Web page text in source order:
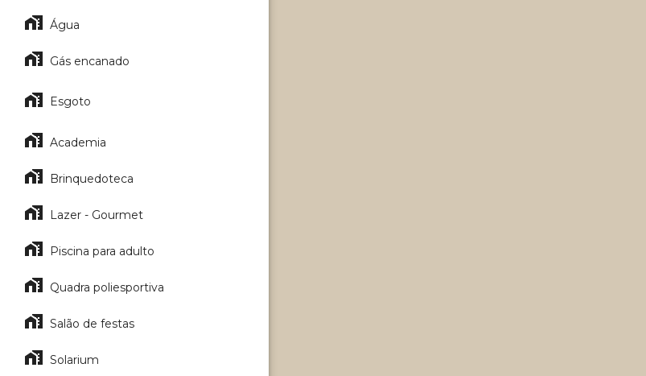
Água
Gás encanado
Esgoto
Academia
Brinquedoteca
Lazer - Gourmet
Piscina para adulto
Quadra poliesportiva
Salão de festas
Solarium